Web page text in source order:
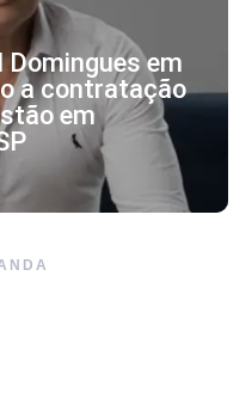
Domingues em
a contratação
em